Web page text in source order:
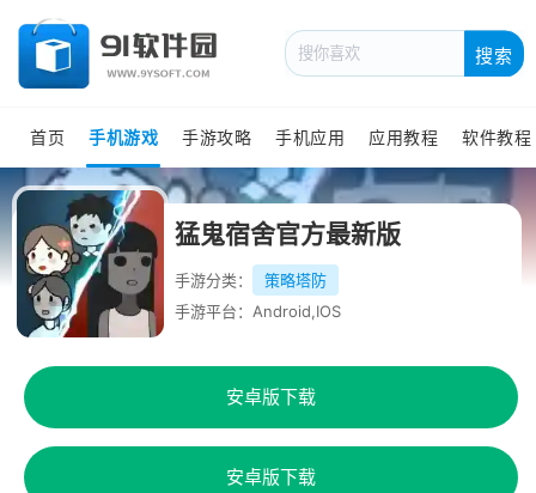
搜索
首页 手机游戏 手游攻略 手机应用 应用教程 软件教程
猛鬼宿舍官方最新版
手游分类：
策略塔防
手游平台：Android,IOS
安卓版下载
安卓版下载